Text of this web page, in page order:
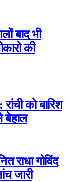
बाद भी
की
को बारिश
बेहाल
राधा गोविंद
जारी